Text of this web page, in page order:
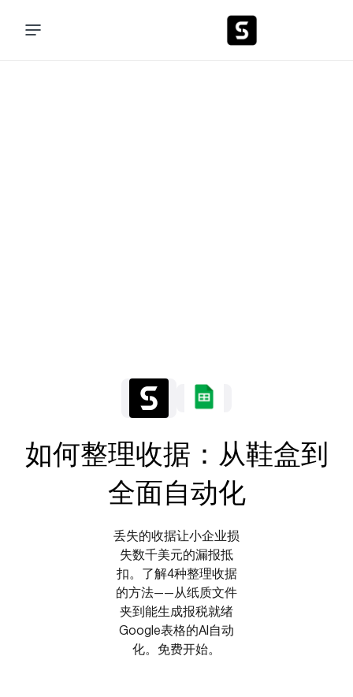
如何整理收据：从鞋盒到
全面自动化
丢失的收据让小企业损
失数千美元的漏报抵
扣。了解4种整理收据
的方法——从纸质文件
夹到能生成报税就绪
Google表格的AI自动
化。免费开始。